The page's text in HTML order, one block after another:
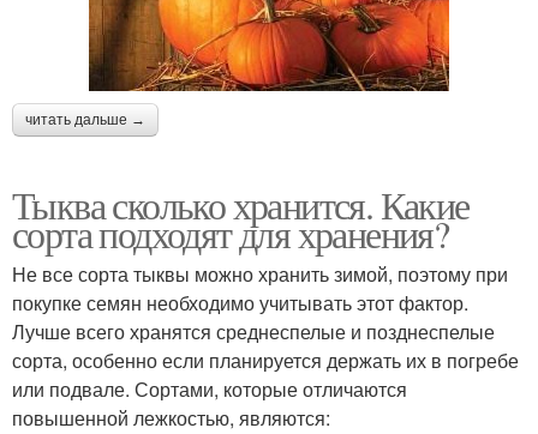
читать дальше →
Тыква сколько хранится. Какие
сорта подходят для хранения?
Не все сорта тыквы можно хранить зимой, поэтому при
покупке семян необходимо учитывать этот фактор.
Лучше всего хранятся среднеспелые и позднеспелые
сорта, особенно если планируется держать их в погребе
или подвале. Сортами, которые отличаются
повышенной лежкостью, являются: